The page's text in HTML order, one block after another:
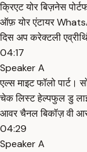
क्रिएट योर बिज़नेस
ऑफ़ योर एंटायर
दिस अप करेक्टली
04:17
Speaker A
एल्स माइट फॉलो
चेक लिस्ट हेल्पफुल डु
आवर चैनल बिकॉज़ वी
04:29
Speaker A